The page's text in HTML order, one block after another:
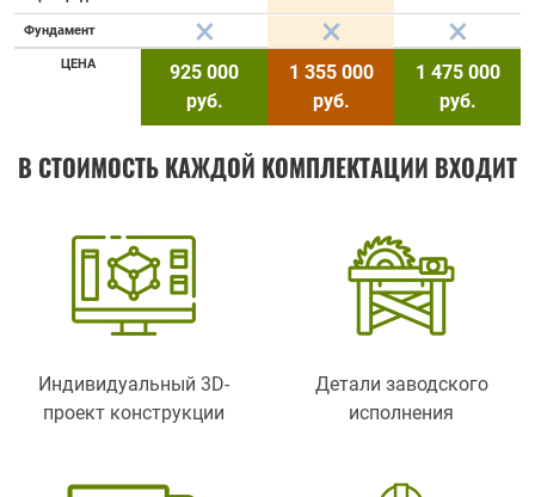
Фундамент
ЦЕНА
925 000
руб.
1 355 000
руб.
1 475 000
руб.
В СТОИМОСТЬ КАЖДОЙ КОМПЛЕКТАЦИИ ВХОДИТ
Индивидуальный 3D-
проект конструкции
Детали заводского
исполнения